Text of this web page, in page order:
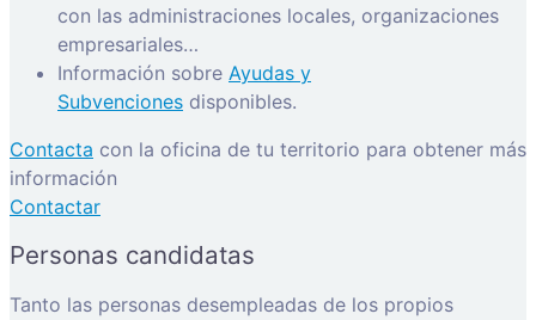
con las administraciones locales, organizaciones
empresariales…
Información sobre Ayudas y
Subvenciones disponibles.
Contacta con la oficina de tu territorio para obtener más
información
Contactar
Personas candidatas
Tanto las personas desempleadas de los propios